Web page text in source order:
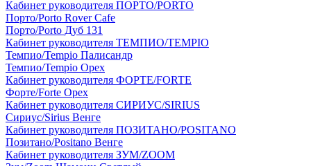
Кабинет руководителя ПОРТО/PORTO
Порто/Porto Rover Cafe
Порто/Porto Дуб 131
Кабинет руководителя ТЕМПИО/TEMPIO
Темпио/Tempio Палисандр
Темпио/Tempio Орех
Кабинет руководителя ФОРТЕ/FORTE
Форте/Forte Орех
Кабинет руководителя СИРИУС/SIRIUS
Сириус/Sirius Венге
Кабинет руководителя ПОЗИТАНО/POSITANO
Позитано/Positano Венге
Кабинет руководителя ЗУМ/ZOOM